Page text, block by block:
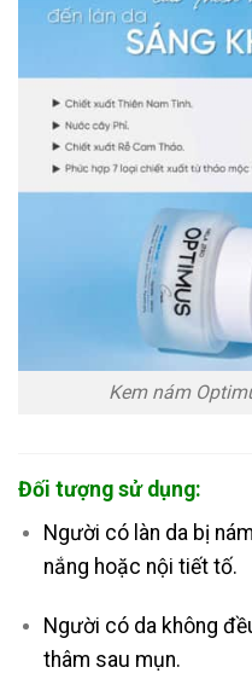
Kem nám
Đối tượng sử dụng:
Người có làn da bị
nắng hoặc nội tiết tố.
Người có da không
thâm sau mụn.